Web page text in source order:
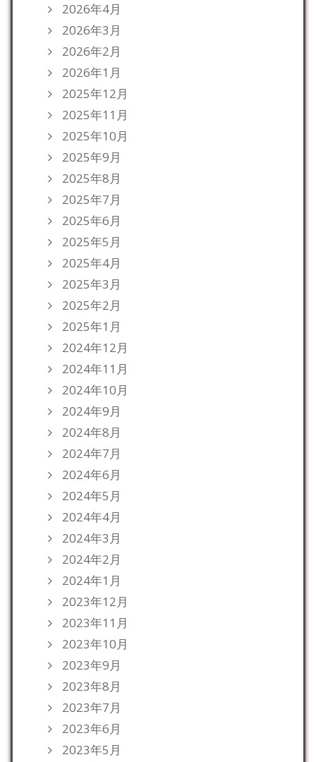
2026年4月
2026年3月
2026年2月
2026年1月
2025年12月
2025年11月
2025年10月
2025年9月
2025年8月
2025年7月
2025年6月
2025年5月
2025年4月
2025年3月
2025年2月
2025年1月
2024年12月
2024年11月
2024年10月
2024年9月
2024年8月
2024年7月
2024年6月
2024年5月
2024年4月
2024年3月
2024年2月
2024年1月
2023年12月
2023年11月
2023年10月
2023年9月
2023年8月
2023年7月
2023年6月
2023年5月